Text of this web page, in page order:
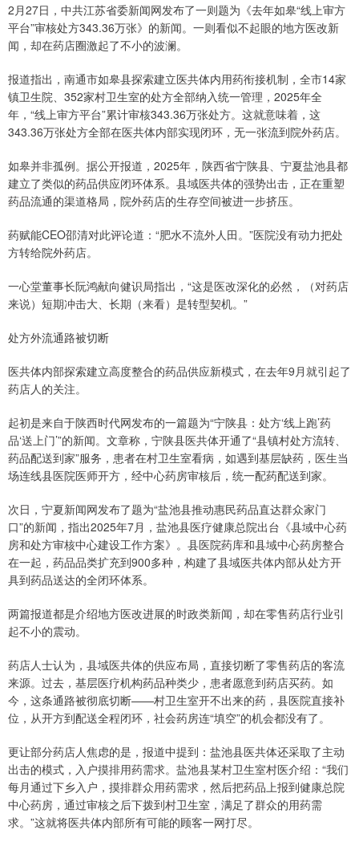
2月27日，中共江苏省委新闻网发布了一则题为《去年如皋“线上审方
平台”审核处方343.36万张》的新闻。一则看似不起眼的地方医改新
闻，却在药店圈激起了不小的波澜。
报道指出，南通市如皋县探索建立医共体内用药衔接机制，全市14家
镇卫生院、352家村卫生室的处方全部纳入统一管理，2025年全
年，“线上审方平台”累计审核343.36万张处方。这就意味着，这
343.36万张处方全部在医共体内部实现闭环，无一张流到院外药店。
如皋并非孤例。据公开报道，2025年，陕西省宁陕县、宁夏盐池县都
建立了类似的药品供应闭环体系。县域医共体的强势出击，正在重塑
药品流通的渠道格局，院外药店的生存空间被进一步挤压。
药赋能CEO邵清对此评论道：“肥水不流外人田。”医院没有动力把处
方转给院外药店。
一心堂董事长阮鸿献向健识局指出，“这是医改深化的必然，（对药店
来说）短期冲击大、长期（来看）是转型契机。”
处方外流通路被切断
医共体内部探索建立高度整合的药品供应新模式，在去年9月就引起了
药店人的关注。
起初是来自于陕西时代网发布的一篇题为“宁陕县：处方‘线上跑’药
品‘送上门’”的新闻。文章称，宁陕县医共体开通了“县镇村处方流转、
药品配送到家”服务，患者在村卫生室看病，如遇到基层缺药，医生当
场连线县医院医师开方，经中心药房审核后，统一配药配送到家。
次日，宁夏新闻网发布了题为“盐池县推动惠民药品直达群众家门
口”的新闻，指出2025年7月，盐池县医疗健康总院出台《县域中心药
房和处方审核中心建设工作方案》。县医院药库和县域中心药房整合
在一起，药品品类扩充到900多种，构建了县域医共体内部从处方开
具到药品送达的全闭环体系。
两篇报道都是介绍地方医改进展的时政类新闻，却在零售药店行业引
起不小的震动。
药店人士认为，县域医共体的供应布局，直接切断了零售药店的客流
来源。过去，基层医疗机构药品种类少，患者愿意到药店买药。如
今，这条通路被彻底切断——村卫生室开不出来的药，县医院直接补
位，从开方到配送全程闭环，社会药房连“填空”的机会都没有了。
更让部分药店人焦虑的是，报道中提到：盐池县医共体还采取了主动
出击的模式，入户摸排用药需求。盐池县某村卫生室村医介绍：“我们
每月通过下乡入户，摸排群众用药需求，然后把药品上报到健康总院
中心药房，通过审核之后下拨到村卫生室，满足了群众的用药需
求。”这就将医共体内部所有可能的顾客一网打尽。